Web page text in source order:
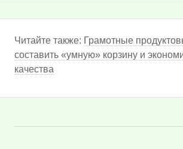
Читайте также: Грамотные
составить «умную» корзину и
качества